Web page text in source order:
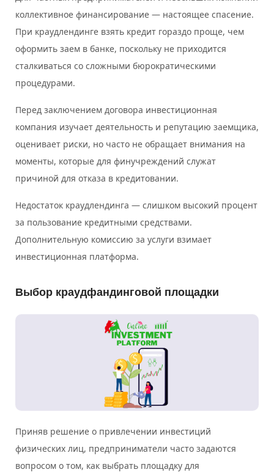
коллективное финансирование — настоящее спасение.
При краудлендинге взять кредит гораздо проще, чем
оформить заем в банке, поскольку не приходится
сталкиваться со сложными бюрократическими
процедурами.
Перед заключением договора инвестиционная
компания изучает деятельность и репутацию заемщика,
оценивает риски, но часто не обращает внимания на
моменты, которые для финучреждений служат
причиной для отказа в кредитовании.
Недостаток краудлендинга — слишком высокий процент
за пользование кредитными средствами.
Дополнительную комиссию за услуги взимает
инвестиционная платформа.
Выбор краудфандинговой площадки
Приняв решение о привлечении инвестиций
физических лиц, предприниматели часто задаются
вопросом о том, как выбрать площадку для